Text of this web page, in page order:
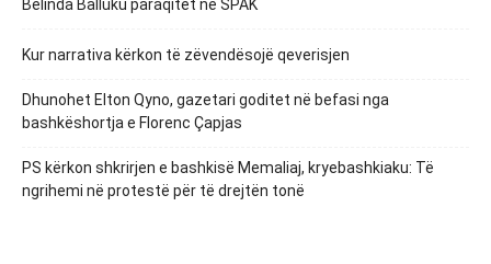
Belinda Balluku paraqitet në SPAK
Kur narrativa kërkon të zëvendësojë qeverisjen
Dhunohet Elton Qyno, gazetari goditet në befasi nga
bashkëshortja e Florenc Çapjas
PS kërkon shkrirjen e bashkisë Memaliaj, kryebashkiaku: Të
ngrihemi në protestë për të drejtën tonë